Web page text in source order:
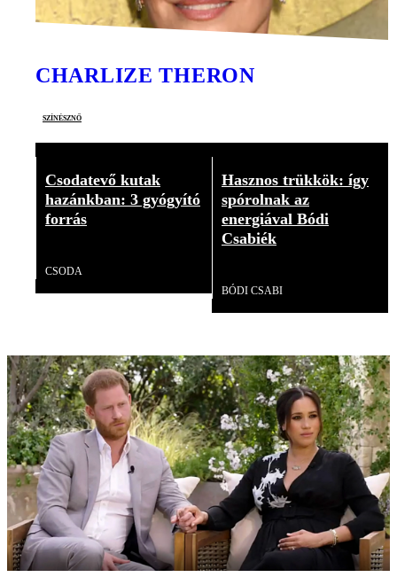
CHARLIZE THERON
színésznő
Csodatevő kutak
hazánkban: 3 gyógyító
forrás
CSODA
Hasznos trükkök: így
spórolnak az
energiával Bódi
Csabiék
BÓDI CSABI